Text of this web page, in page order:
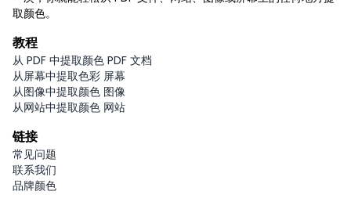
取颜色。
教程
从 PDF 中提取颜色 PDF 文档
从屏幕中提取色彩 屏幕
从图像中提取颜色 图像
从网站中提取颜色 网站
链接
常见问题
联系我们
品牌颜色